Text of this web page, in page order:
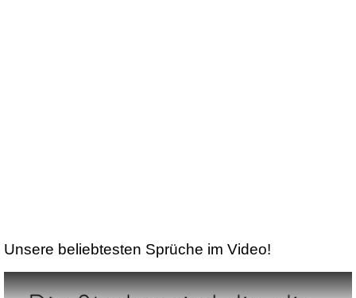
Unsere beliebtesten Sprüche im Video!